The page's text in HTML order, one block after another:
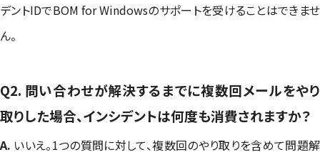
デントIDでBOM for Windowsのサポートを受けることはできませ
ん。
Q2. 問い合わせが解決するまでに複数回メールをやり
取りした場合、インシデントは何度も消費されますか？
A. いいえ。1つの質問に対して、複数回のやり取りを含めて問題解